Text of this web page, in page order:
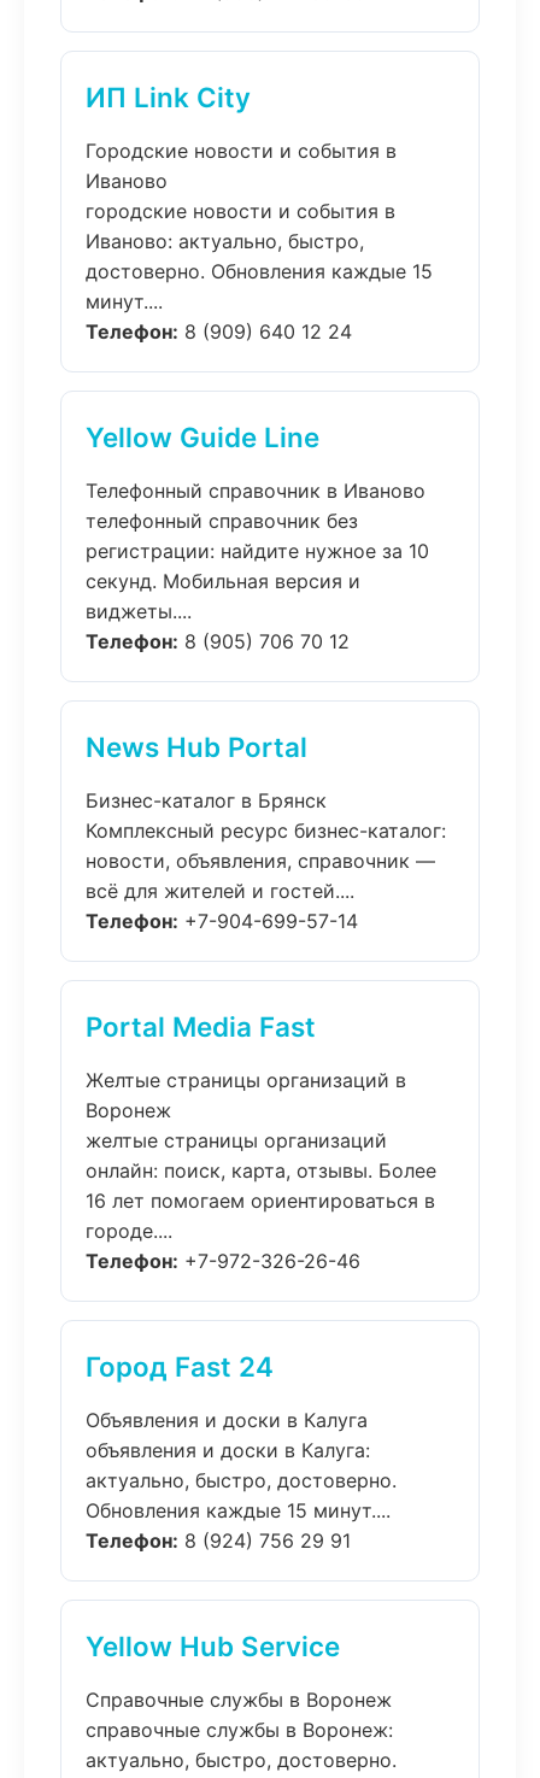
ИП Link City
Городские новости и события в
Иваново
городские новости и события в
Иваново: актуально, быстро,
достоверно. Обновления каждые 15
минут....
Телефон: 8 (909) 640 12 24
Yellow Guide Line
Телефонный справочник в Иваново
телефонный справочник без
регистрации: найдите нужное за 10
секунд. Мобильная версия и
виджеты....
Телефон: 8 (905) 706 70 12
News Hub Portal
Бизнес-каталог в Брянск
Комплексный ресурс бизнес-каталог:
новости, объявления, справочник —
всё для жителей и гостей....
Телефон: +7-904-699-57-14
Portal Media Fast
Желтые страницы организаций в
Воронеж
желтые страницы организаций
онлайн: поиск, карта, отзывы. Более
16 лет помогаем ориентироваться в
городе....
Телефон: +7-972-326-26-46
Город Fast 24
Объявления и доски в Калуга
объявления и доски в Калуга:
актуально, быстро, достоверно.
Обновления каждые 15 минут....
Телефон: 8 (924) 756 29 91
Yellow Hub Service
Справочные службы в Воронеж
справочные службы в Воронеж:
актуально, быстро, достоверно.